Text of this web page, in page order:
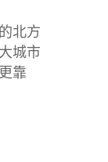
北方
城市
靠